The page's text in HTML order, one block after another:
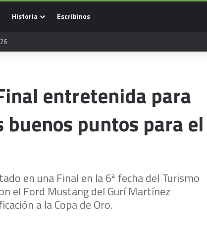
Historia Escribinos
entretenida para
puntos para el
en una Final en la 6ª fecha del Turismo
el Ford Mustang del Gurí Martínez
a la Copa de Oro.